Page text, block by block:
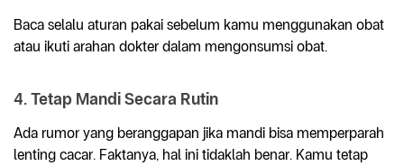
Baca selalu aturan pakai sebelum kamu menggunakan obat
atau ikuti arahan dokter dalam mengonsumsi obat.
4. Tetap Mandi Secara Rutin
Ada rumor yang beranggapan jika mandi bisa memperparah
lenting cacar. Faktanya, hal ini tidaklah benar. Kamu tetap